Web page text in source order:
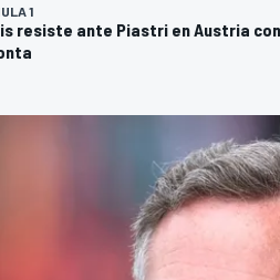
1
resiste ante Piastri en Austria